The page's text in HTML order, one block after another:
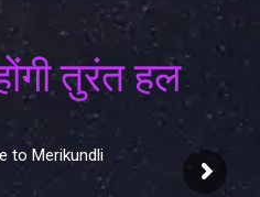
तुरंत हल
to Merikundli